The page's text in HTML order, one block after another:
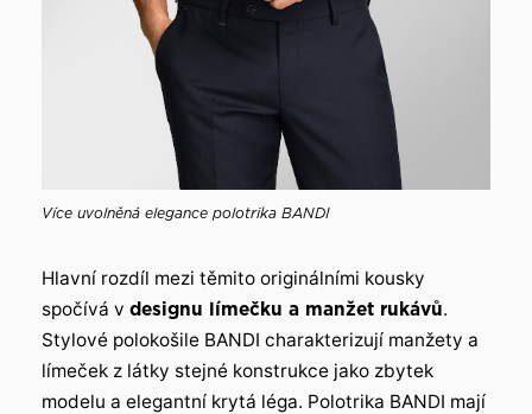
Více uvolněná elegance polotrika BANDI
Hlavní rozdíl mezi těmito originálními kousky
spočívá v designu límečku a manžet rukávů.
Stylové polokošile BANDI charakterizují manžety a
límeček z látky stejné konstrukce jako zbytek
modelu a elegantní krytá léga. Polotrika BANDI mají